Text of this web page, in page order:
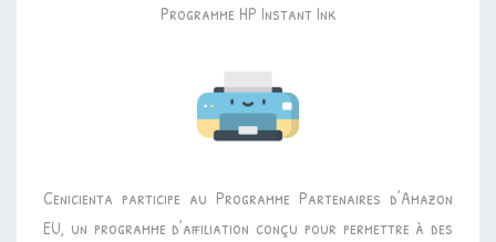
Programme HP Instant Ink
Cenicienta participe au Programme Partenaires d’Amazon
EU, un programme d’affiliation conçu pour permettre à des